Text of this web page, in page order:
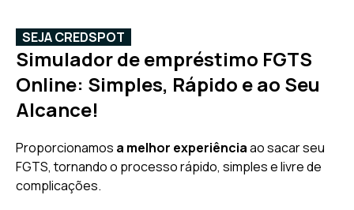
SEJA CREDSPOT
Simulador de empréstimo FGTS
Online: Simples, Rápido e ao Seu
Alcance!
Proporcionamos a melhor experiênciaao sacar seu
FGTS, tornando o processo rápido, simples e livre de
complicações.